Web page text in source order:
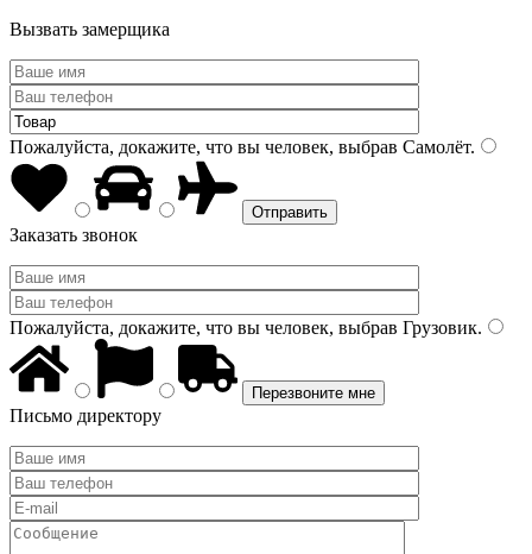
Вызвать замерщика
Пожалуйста, докажите, что вы человек, выбрав Самолёт.
Заказать звонок
Пожалуйста, докажите, что вы человек, выбрав Грузовик.
Письмо директору